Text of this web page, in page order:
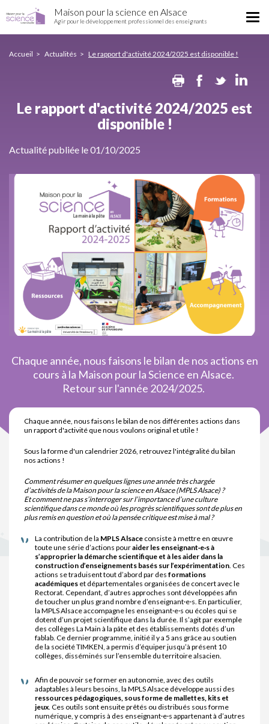
rapport
est
au
Maison pour la science en Alsace
Agir pour le développement professionnel des enseignants
Accueil Actualités Le rapport d'activité 2024/2025 est disponible !
PrintFacebook
Le rapport d'activité 2024/2025 est
disponible !
Actualité publiée le 01/10/2025
Chaque année, nous faisons le bilan de nos actions en
cours à la Maison pour la Science en Alsace.
Retour sur l'année 2024/2025.
Chaque année, nous faisons le bilan de nos différentes actions dans
un rapport d'activité que nous voulons original et utile !
Sous la forme d'un calendrier 2026, retrouvez l'intégralité du bilan
nos actions !
Comment résumer en quelques lignes une année très chargée
d’activités de la Maison pour la science en Alsace (MPLS Alsace) ?
Et comment ne pas s’interroger sur l’importance d’une culture
scientifique dans ce monde où les progrès scientifiques sont de plus en
plus remis en question et où la pensée critique est mise à mal ?
La contribution de la MPLS Alsace consiste à mettre en œuvre
toute une série d’actions pouraider les enseignant·e·s à
s’approprier la démarche scientifique et à les aider dans la
construction d’enseignements basés sur l’expérimentation. Ces
actions se traduisent tout d’abord par des formations
académiques et départementales organisées de concert avec le
Rectorat. Cependant, d’autres approches sont développées afin
de toucher un plus grand nombre d’enseignant·e·s. En particulier,
la MPLS Alsace accompagne les enseignant·e·s ou écoles qui se
dotent d’un projet scientifique dans la durée. Il s’agit par exemple
des collèges La Main à la pâte et des établissements dotés d’un
fablab. Ce dernier programme, initié il y a 5 ans grâce au soutien
de la société TIMKEN, a permis d’équiper jusqu’à présent 10
collèges, disséminés sur l’ensemble du territoire alsacien.
Afin de pouvoir se former en autonomie, avec des outils
adaptables à leurs besoins, la MPLS Alsace développe aussi des
ressources pédagogiques, sous forme de mallettes, kits et
jeux. Ces outils sont ensuite prêtés ou distribués sous forme
numérique, y compris à des enseignant·e·s appartenant à d’autres